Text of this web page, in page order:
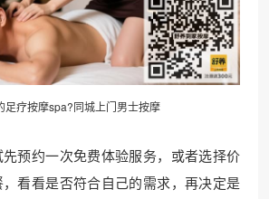
足疗按摩spa?同城上门男士按摩
预约一次免费体验服务，或者选择价
看看是否符合自己的需求，再决定是